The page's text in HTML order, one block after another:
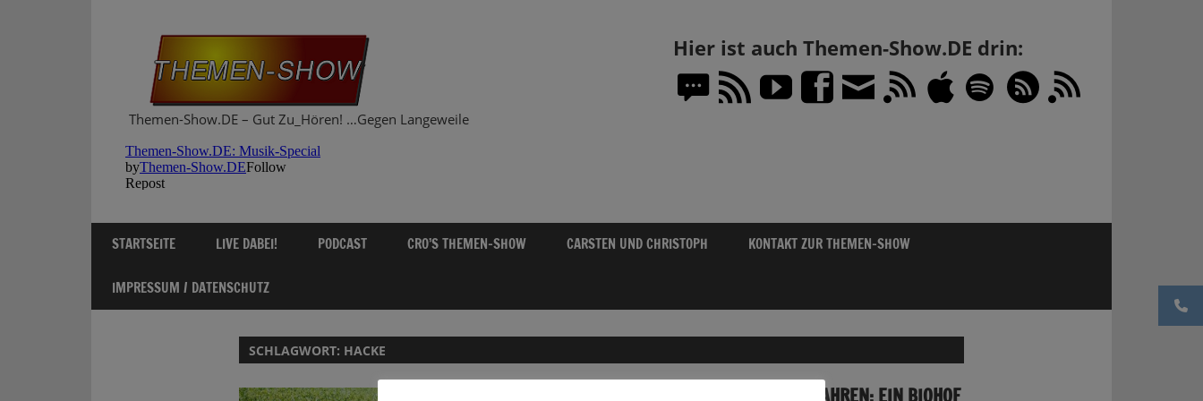
Themen-Show.DE – Gut Zu_Hören! …Gegen Langeweile
Hier ist auch Themen-Show.DE drin:
STARTSEITE LIVE DABEI! PODCAST CRO’S THEMEN-SHOW CARSTEN UND CHRISTOPH KONTAKT ZUR THEMEN-SHOW
IMPRESSUM / DATENSCHUTZ
SCHLAGWORT: HACKE
„WIE IM GARTEN“ – ÖKOLANDBAU SEIT 25 JAHREN: EIN BIOHOF